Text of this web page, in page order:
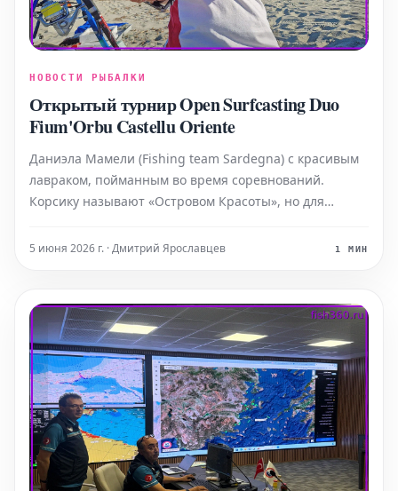
НОВОСТИ РЫБАЛКИ
Открытый турнир Open Surfcasting Duo
Fium'Orbu Castellu Oriente
Даниэла Мамели (Fishing team Sardegna) с красивым
лавраком, пойманным во время соревнований.
Корсику называют «Островом Красоты», но для
ближайшая соседка. Многие сардинцы на
5 июня 2026 г. · Дмитрий Ярославцев 1 МИН